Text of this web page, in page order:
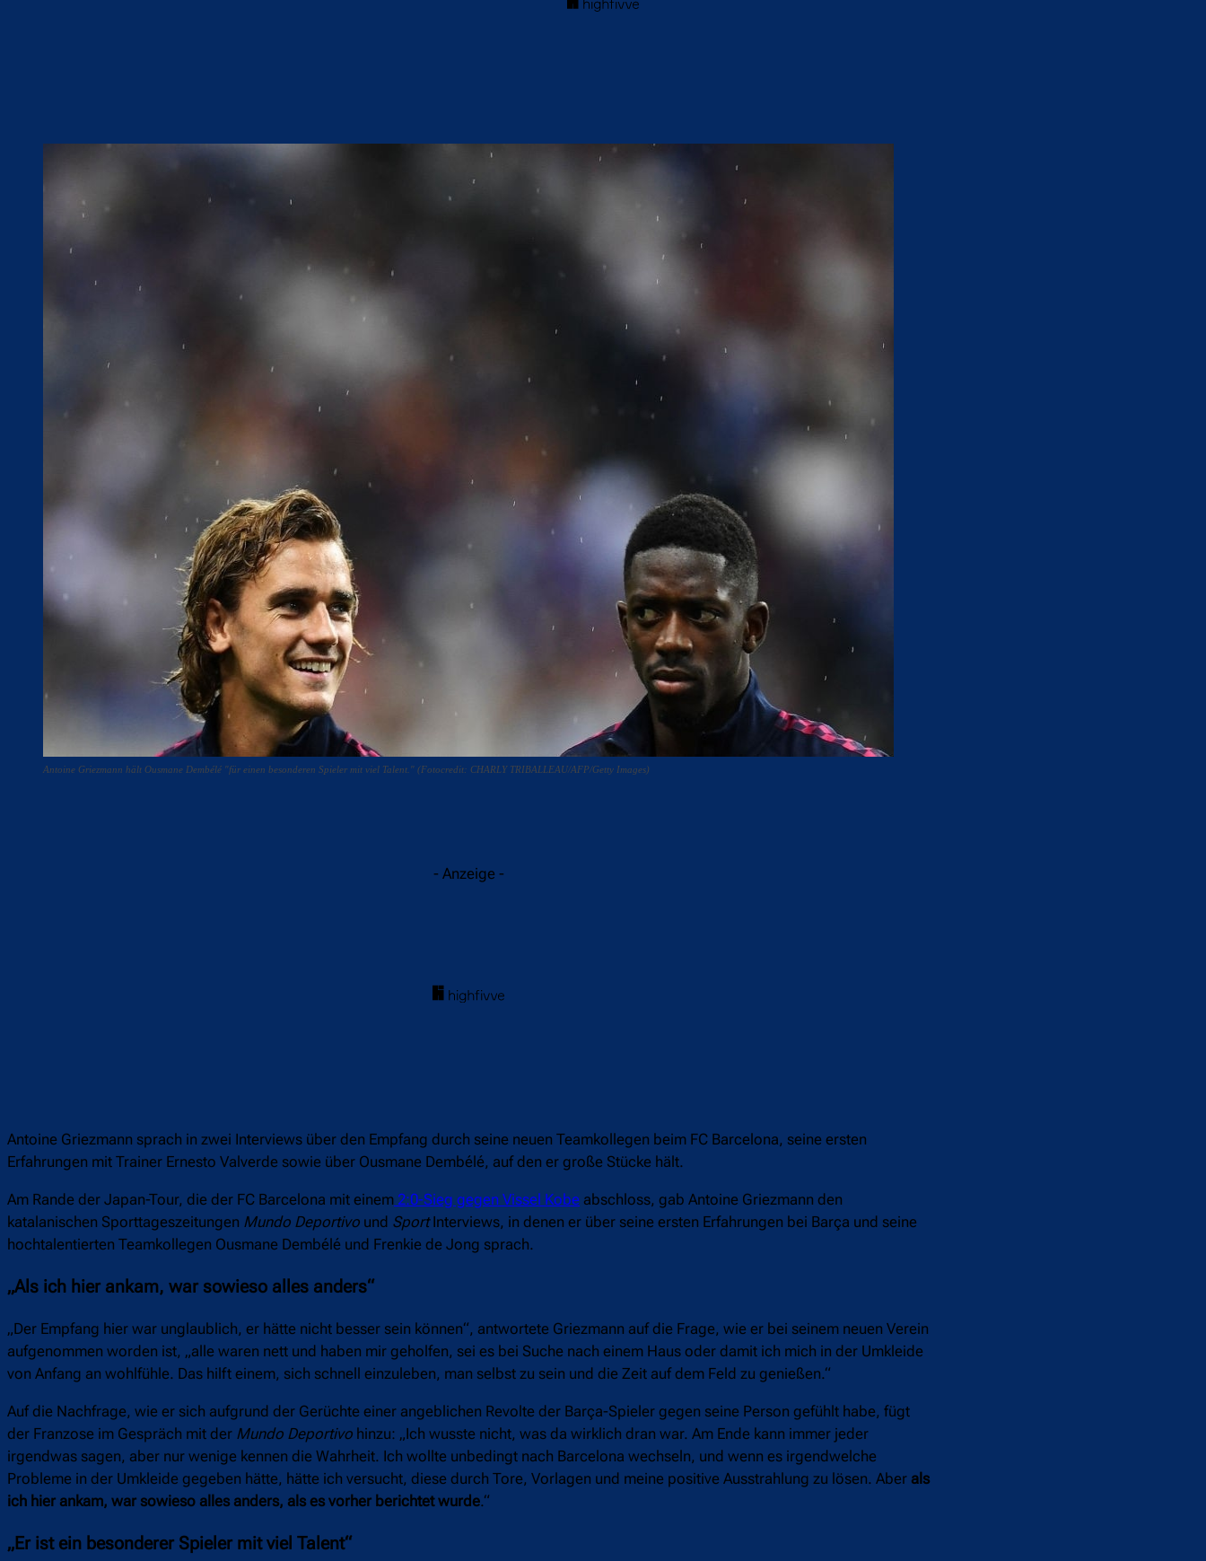
Antoine Griezmann hält Ousmane Dembélé "für einen besonderen Spieler mit viel Talent." (Fotocredit: CHARLY TRIBALLEAU/AFP/Getty Images)
- Anzeige -
Antoine Griezmann sprach in zwei Interviews über den Empfang durch seine neuen Teamkollegen beim FC Barcelona, seine ersten
Erfahrungen mit Trainer Ernesto Valverde sowie über Ousmane Dembélé, auf den er große Stücke hält.
Am Rande der Japan-Tour, die der FC Barcelona mit einem 2:0-Sieg gegen Vissel Kobe abschloss, gab Antoine Griezmann den
katalanischen Sporttageszeitungen Mundo Deportivo und SportInterviews, in denen er über seine ersten Erfahrungen bei Barça und seine
hochtalentierten Teamkollegen Ousmane Dembélé und Frenkie de Jong sprach.
„Als ich hier ankam, war sowieso alles anders“
„Der Empfang hier war unglaublich, er hätte nicht besser sein können“, antwortete Griezmann auf die Frage, wie er bei seinem neuen Verein
aufgenommen worden ist, „alle waren nett und haben mir geholfen, sei es bei Suche nach einem Haus oder damit ich mich in der Umkleide
von Anfang an wohlfühle. Das hilft einem, sich schnell einzuleben, man selbst zu sein und die Zeit auf dem Feld zu genießen.“
Auf die Nachfrage, wie er sich aufgrund der Gerüchte einer angeblichen Revolte der Barça-Spieler gegen seine Person gefühlt habe, fügt
der Franzose im Gespräch mit der Mundo Deportivo hinzu: „Ich wusste nicht, was da wirklich dran war. Am Ende kann immer jeder
irgendwas sagen, aber nur wenige kennen die Wahrheit. Ich wollte unbedingt nach Barcelona wechseln, und wenn es irgendwelche
Probleme in der Umkleide gegeben hätte, hätte ich versucht, diese durch Tore, Vorlagen und meine positive Ausstrahlung zu lösen. Aber als
ich hier ankam, war sowieso alles anders, als es vorher berichtet wurde.“
„Er ist ein besonderer Spieler mit viel Talent“